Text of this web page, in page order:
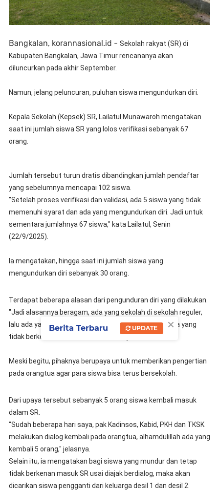
Bangkalan, korannasional.id - Sekolah rakyat (SR) di
Kabupaten Bangkalan, Jawa Timur rencananya akan
diluncurkan pada akhir September.
Namun, jelang peluncuran, puluhan siswa mengundurkan diri.
Kepala Sekolah (Kepsek) SR, Lailatul Munawaroh mengatakan
saat ini jumlah siswa SR yang lolos verifikasi sebanyak 67
orang.
Jumlah tersebut turun dratis dibandingkan jumlah pendaftar
yang sebelumnya mencapai 102 siswa.
"Setelah proses verifikasi dan validasi, ada 5 siswa yang tidak
memenuhi syarat dan ada yang mengundurkan diri. Jadi untuk
sementara jumlahnya 67 siswa," kata Lailatul, Senin
(22/9/2025).
Ia mengatakan, hingga saat ini jumlah siswa yang
mengundurkan diri sebanyak 30 orang.
Terdapat beberapa alasan dari pengunduran diri yang dilakukan.
"Jadi alasannya beragam, ada yang sekolah di sekolah reguler,
lalu ada yang orangtuanya belum setuju dan ada siswa yang
tidak berkenan diasramakan," imbuhnya.
Meski begitu, pihaknya berupaya untuk memberikan pengertian
pada orangtua agar para siswa bisa terus bersekolah.
Dari upaya tersebut sebanyak 5 orang siswa kembali masuk
dalam SR.
"Sudah beberapa hari saya, pak Kadinsos, Kabid, PKH dan TKSK
melakukan dialog kembali pada orangtua, alhamdulillah ada yang
kembali 5 orang," jelasnya.
Selain itu, ia mengatakan bagi siswa yang mundur dan tetap
tidak berkenan masuk SR usai diajak berdialog, maka akan
dicarikan siswa pengganti dari keluarga desil 1 dan desil 2.
×
Berita Terbaru UPDATE